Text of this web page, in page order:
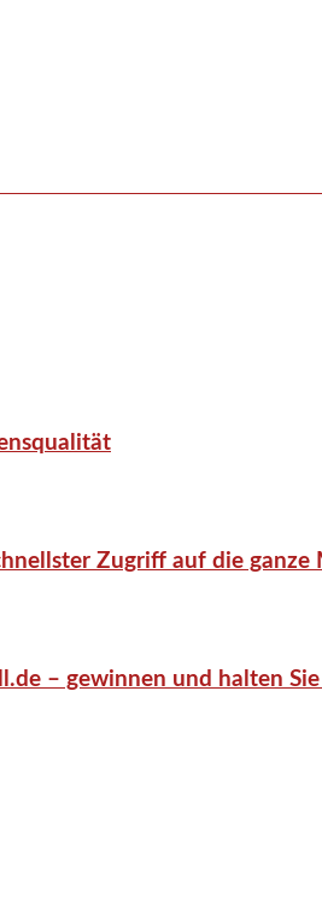
Zugriff auf die
– gewinnen und halten